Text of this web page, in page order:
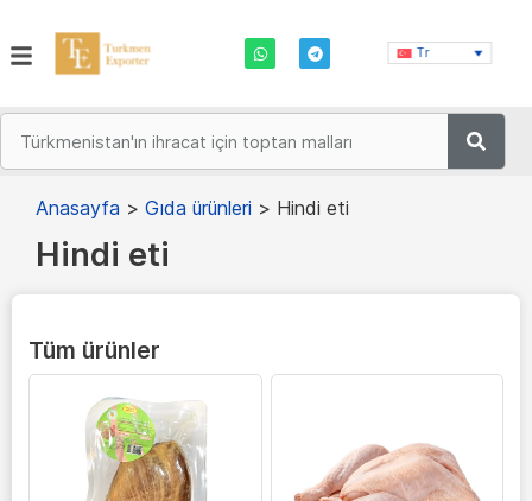
Tr
Anasayfa > Gıda ürünleri > Hindi eti
Hindi eti
Tüm ürünler